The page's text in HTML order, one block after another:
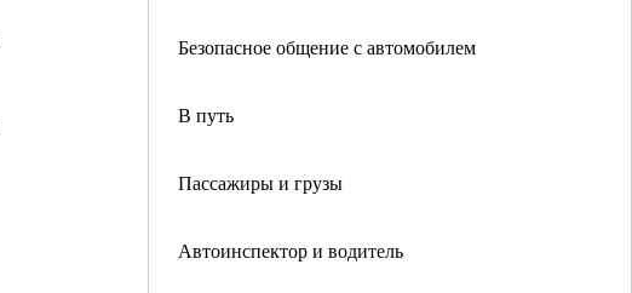
Безопасное общение с автомобилем
В путь
Пассажиры и грузы
Автоинспектор и водитель